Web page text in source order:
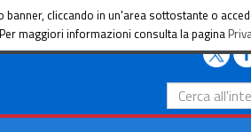
Search
for:
cliccando in un'area sottostante o
maggiori informazioni consulta la pagina